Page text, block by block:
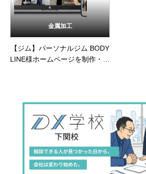
金属加工
【ジム】パーソナルジム BODY
LINE様ホームページを制作・公